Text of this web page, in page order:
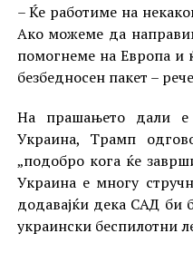
– Ќе работиме на
Ако можеме да
помогнеме на Европа и
безбедносен пакет –
На прашањето дали
Украина, Трамп
„подобро кога ќе
Украина е многу
додавајќи дека САД би
украински беспилотни